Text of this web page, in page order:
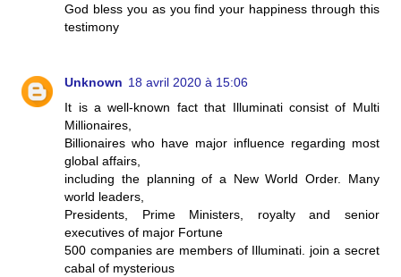
God bless you as you find your happiness through this
testimony
Unknown 18 avril 2020 à 15:06
It is a well-known fact that Illuminati consist of Multi
Millionaires,
Billionaires who have major influence regarding most
global affairs,
including the planning of a New World Order. Many
world leaders,
Presidents, Prime Ministers, royalty and senior
executives of major Fortune
500 companies are members of Illuminati. join a secret
cabal of mysterious